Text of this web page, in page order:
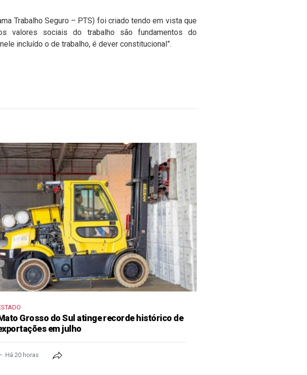
Trabalho Seguro – PTS) foi criado tendo em vista que
valores sociais do trabalho são fundamentos do
incluído o de trabalho, é dever constitucional”.
Grosso do Sul atinge recorde histórico de
em julho
Há 20 horas